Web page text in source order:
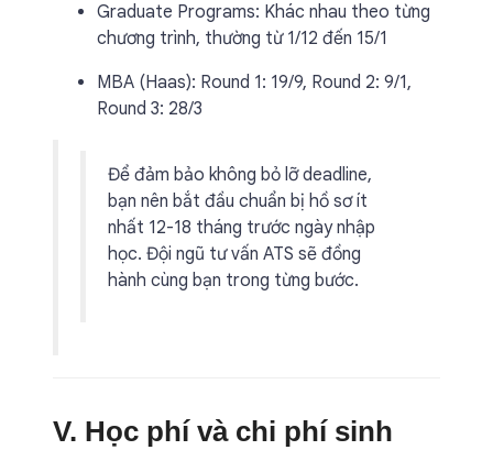
Graduate Programs: Khác nhau theo từng
chương trình, thường từ 1/12 đến 15/1
MBA (Haas): Round 1: 19/9, Round 2: 9/1,
Round 3: 28/3
Để đảm bảo không bỏ lỡ deadline,
bạn nên bắt đầu chuẩn bị hồ sơ ít
nhất 12-18 tháng trước ngày nhập
học. Đội ngũ tư vấn ATS sẽ đồng
hành cùng bạn trong từng bước.
V. Học phí và chi phí sinh